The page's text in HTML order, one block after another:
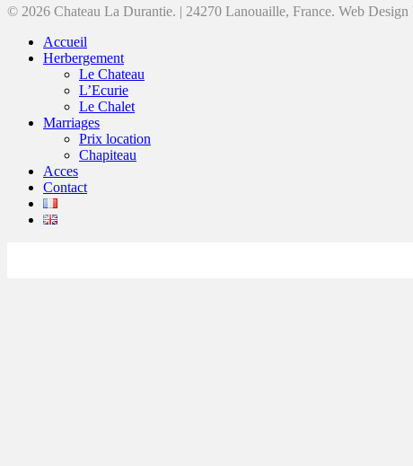
© 2026 Chateau La Durantie. | 24270 Lanouaille, France. Web Design
Accueil
Herbergement
Le Chateau
L’Ecurie
Le Chalet
Marriages
Prix location
Chapiteau
Acces
Contact